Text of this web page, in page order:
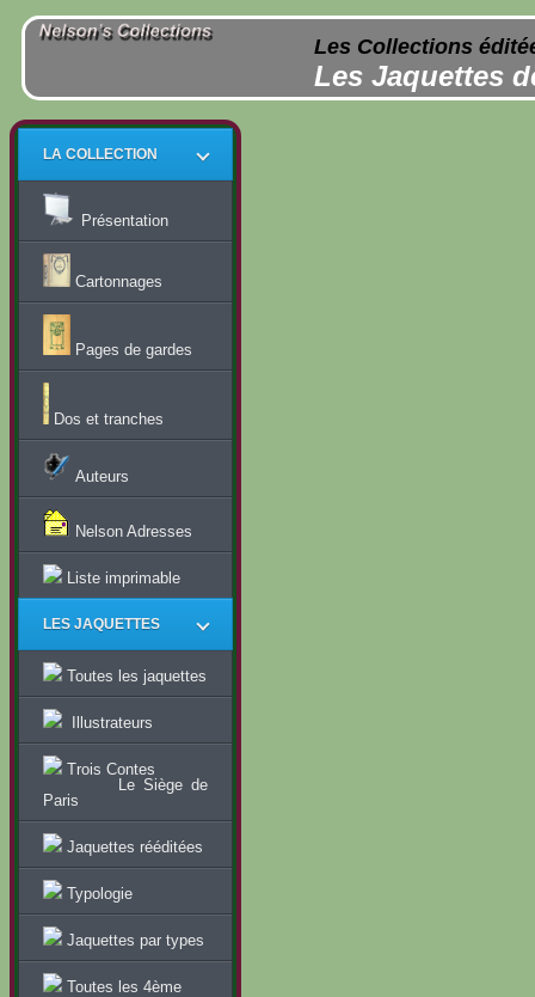
Les Collections
Les Jaquettes
LA COLLECTION
Présentation
Cartonnages
Pages de gardes
Dos et tranches
Auteurs
Nelson Adresses
Liste imprimable
LES JAQUETTES
Toutes les jaquettes
Illustrateurs
Trois Contes
Le Siège de
Paris
Jaquettes rééditées
Typologie
Jaquettes par types
Toutes les 4ème